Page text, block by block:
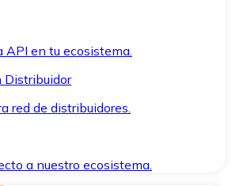
API en tu ecosistema.
Distribuidor
red de distribuidores.
a nuestro ecosistema.